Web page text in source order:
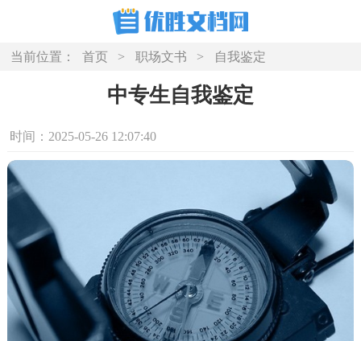
当前位置： 首页 > 职场文书 > 自我鉴定
中专生自我鉴定
时间：2025-05-26 12:07:40